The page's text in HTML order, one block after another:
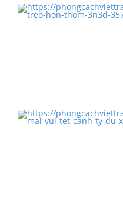
TOUR HÀ TIÊN PHÚ
TOUR PHÚ QUỐC -